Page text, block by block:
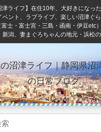
津ライフ】在住10年、大好きになっ
ベント、ラブライブ、楽しい沼津ぐ
富士・富士宮・三島・函南・伊豆etc
新潟、妻まぐろちゃんの地元・浜松の
沼津ライフ｜静岡県沼
の日常ブログ